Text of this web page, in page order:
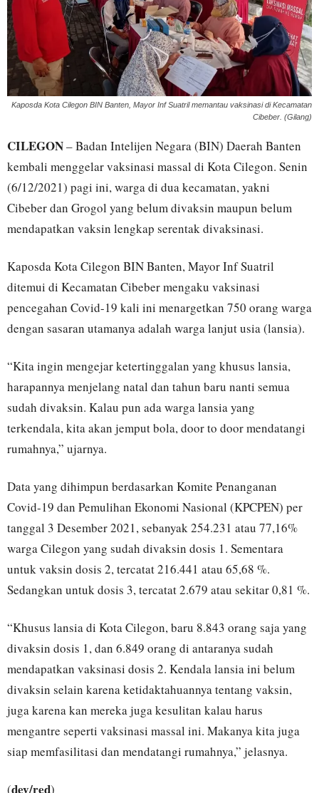
Kaposda Kota Cilegon BIN Banten, Mayor Inf Suatril memantau vaksinasi di Kecamatan
Cibeber. (Gilang)
CILEGON– Badan Intelijen Negara (BIN) Daerah Banten
kembali menggelar vaksinasi massal di Kota Cilegon. Senin
(6/12/2021) pagi ini, warga di dua kecamatan, yakni
Cibeber dan Grogol yang belum divaksin maupun belum
mendapatkan vaksin lengkap serentak divaksinasi.
Kaposda Kota Cilegon BIN Banten, Mayor Inf Suatril
ditemui di Kecamatan Cibeber mengaku vaksinasi
pencegahan Covid-19 kali ini menargetkan 750 orang warga
dengan sasaran utamanya adalah warga lanjut usia (lansia).
“Kita ingin mengejar ketertinggalan yang khusus lansia,
harapannya menjelang natal dan tahun baru nanti semua
sudah divaksin. Kalau pun ada warga lansia yang
terkendala, kita akan jemput bola, door to door mendatangi
rumahnya,” ujarnya.
Data yang dihimpun berdasarkan Komite Penanganan
Covid-19 dan Pemulihan Ekonomi Nasional (KPCPEN) per
tanggal 3 Desember 2021, sebanyak 254.231 atau 77,16%
warga Cilegon yang sudah divaksin dosis 1. Sementara
untuk vaksin dosis 2, tercatat 216.441 atau 65,68 %.
Sedangkan untuk dosis 3, tercatat 2.679 atau sekitar 0,81 %.
“Khusus lansia di Kota Cilegon, baru 8.843 orang saja yang
divaksin dosis 1, dan 6.849 orang di antaranya sudah
mendapatkan vaksinasi dosis 2. Kendala lansia ini belum
divaksin selain karena ketidaktahuannya tentang vaksin,
juga karena kan mereka juga kesulitan kalau harus
mengantre seperti vaksinasi massal ini. Makanya kita juga
siap memfasilitasi dan mendatangi rumahnya,” jelasnya.
(dev/red)